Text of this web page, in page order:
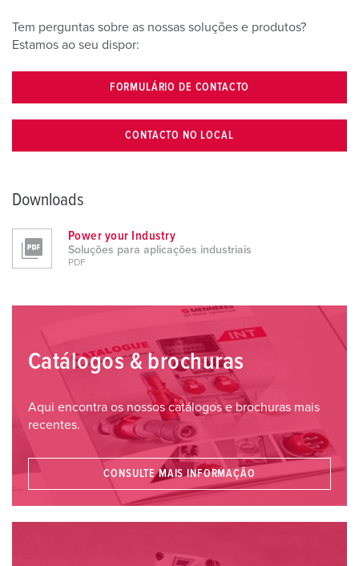
Tem perguntas sobre as nossas soluções e produtos?
Estamos ao seu dispor:
FORMULÁRIO DE CONTACTO
CONTACTO NO LOCAL
Downloads
Power your Industry
Soluções para aplicações industriais
PDF
Catálogos & brochuras
Aqui encontra os nossos catálogos e brochuras mais
recentes.
CONSULTE MAIS INFORMAÇÃO